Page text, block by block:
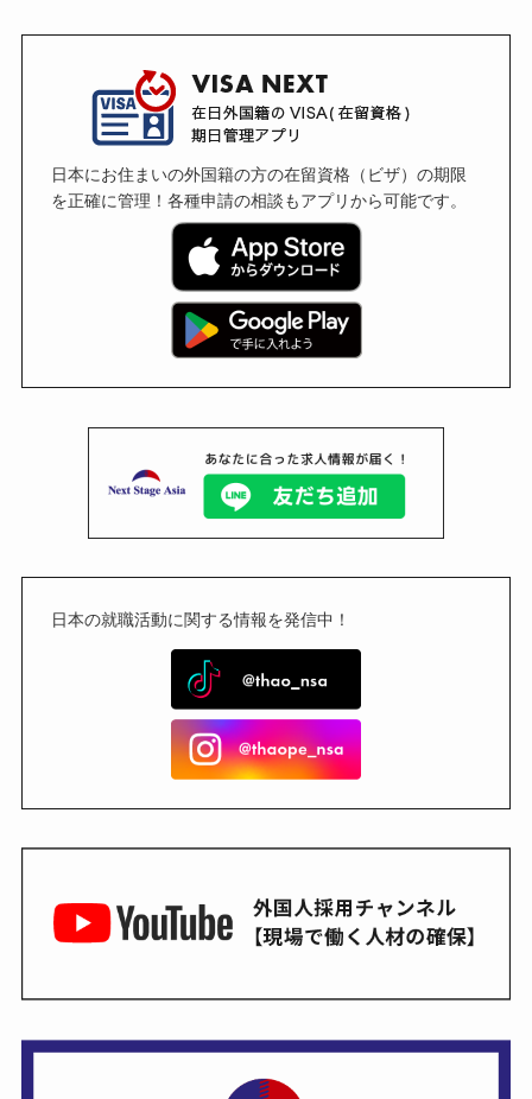
日本にお住まいの外国籍の方の在留資格（ビザ）の期限
を正確に管理！各種申請の相談もアプリから可能です。
日本の就職活動に関する情報を発信中！